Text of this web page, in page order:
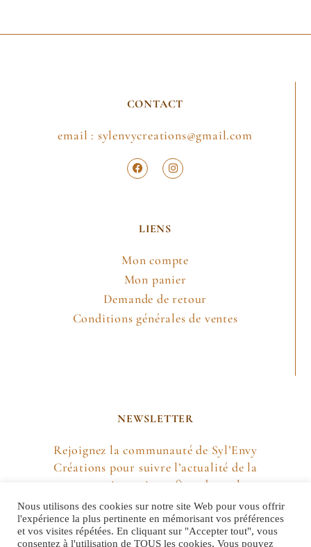
CONTACT
email : sylenvycreations@gmail.com
LIENS
Mon compte
Mon panier
Demande de retour
Conditions générales de ventes
NEWSLETTER
Rejoignez la communauté de Syl’Envy
Créations pour suivre l’actualité de la
marque, mais aussi profiter de quelques
petites surprises !
M'INSCRIRE
Nous utilisons des cookies sur notre site Web pour vous offrir
l'expérience la plus pertinente en mémorisant vos préférences
et vos visites répétées. En cliquant sur "Accepter tout", vous
consentez à l'utilisation de TOUS les cookies. Vous pouvez